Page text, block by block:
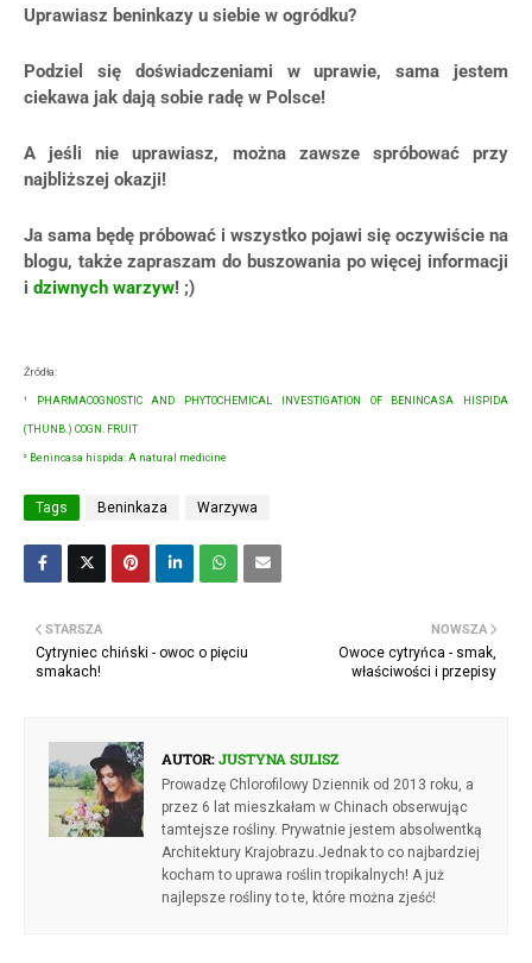
Uprawiasz beninkazy u siebie w ogródku?
Podziel się doświadczeniami w uprawie, sama jestem
ciekawa jak dają sobie radę w Polsce!
A jeśli nie uprawiasz, można zawsze spróbować przy
najbliższej okazji!
Ja sama będę próbować i wszystko pojawi się oczywiście na
blogu, także zapraszam do buszowania po więcej informacji
i dziwnych warzyw! ;)
Źródła:
¹ PHARMACOGNOSTIC AND PHYTOCHEMICAL INVESTIGATION OF BENINCASA HISPIDA
(THUNB.) COGN. FRUIT
² Benincasa hispida: A natural medicine
Tags Beninkaza Warzywa
NOWSZA
Owoce cytryńca - smak,
właściwości i przepisy
STARSZA
Cytryniec chiński - owoc o pięciu
smakach!
AUTOR:JUSTYNA SULISZ
Prowadzę Chlorofilowy Dziennik od 2013 roku, a
przez 6 lat mieszkałam w Chinach obserwując
tamtejsze rośliny. Prywatnie jestem absolwentką
Architektury Krajobrazu.Jednak to co najbardziej
kocham to uprawa roślin tropikalnych! A już
najlepsze rośliny to te, które można zjeść!